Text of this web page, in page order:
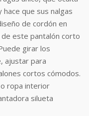
que sus nalgas
de cordón en
este pantalón corto
girar los
ajustar para
cortos cómodos.
o ropa interior
silueta